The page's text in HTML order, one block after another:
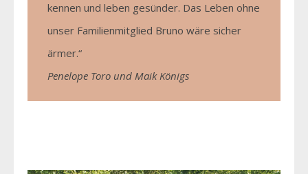
kennen und leben gesünder. Das Leben ohne
unser Familienmitglied Bruno wäre sicher
ärmer.“
Penelope Toro und Maik Königs